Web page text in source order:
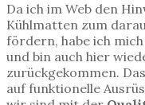
Da ich im Web den
Kühlmatten zum
fördern, habe ich
und bin auch hier
zurückgekommen.
auf funktionelle